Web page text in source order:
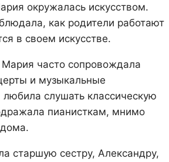
окружалась искусством.
как родители работают
в своем искусстве.
часто сопровождала
и музыкальные
слушать классическую
пианисткам, мнимо
старшую сестру, Александру,